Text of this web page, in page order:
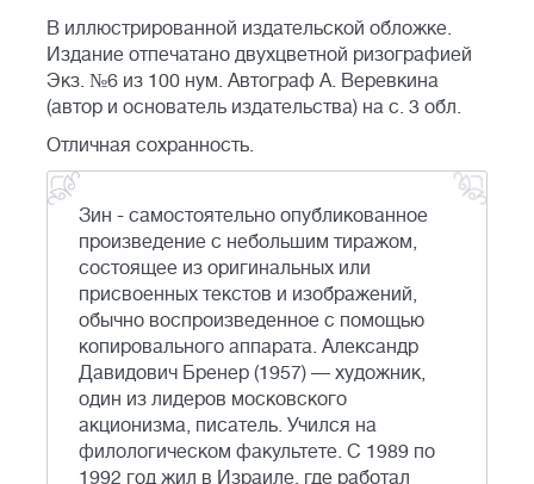
В иллюстрированной издательской обложке.
Издание отпечатано двухцветной ризографией
Экз. №6 из 100 нум. Автограф А. Веревкина
(автор и основатель издательства) на с. 3 обл.
Отличная сохранность.
Зин - самостоятельно опубликованное
произведение с небольшим тиражом,
состоящее из оригинальных или
присвоенных текстов и изображений,
обычно воспроизведенное с помощью
копировального аппарата. Александр
Давидович Бренер (1957) — художник,
один из лидеров московского
акционизма, писатель. Учился на
филологическом факультете. С 1989 по
1992 год жил в Израиле, где работал